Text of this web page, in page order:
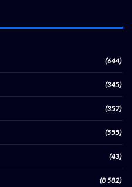
(644)
(345)
(357)
(555)
(43)
(8 582)